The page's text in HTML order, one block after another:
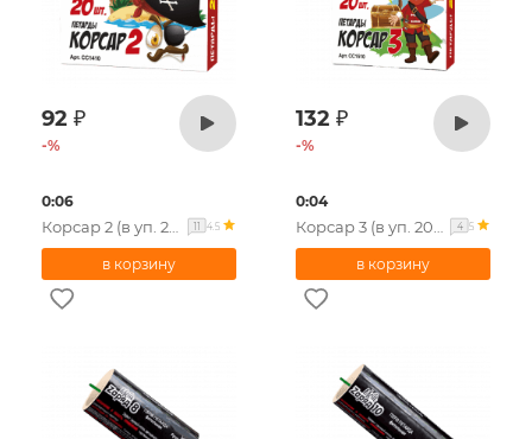
92 ₽
-%
0:06
11 4.5
132 ₽
-%
0:04
4 5